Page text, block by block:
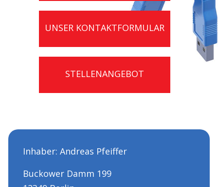
UNSER KONTAKTFORMULAR
STELLENANGEBOT
Inhaber: Andreas Pfeiffer
Buckower Damm 199